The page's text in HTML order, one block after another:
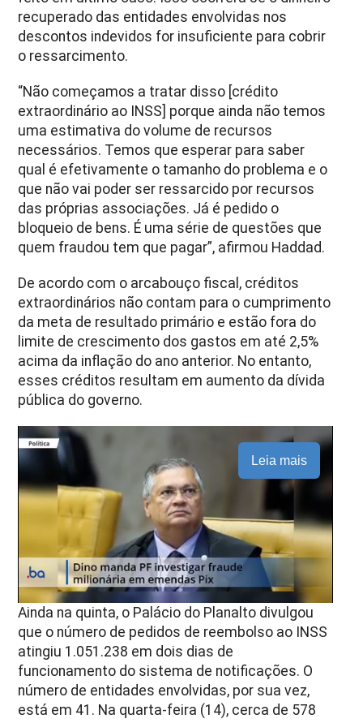
recuperado das entidades envolvidas nos
descontos indevidos for insuficiente para cobrir
o ressarcimento.
“Não começamos a tratar disso [crédito
extraordinário ao INSS] porque ainda não temos
uma estimativa do volume de recursos
necessários. Temos que esperar para saber
qual é efetivamente o tamanho do problema e o
que não vai poder ser ressarcido por recursos
das próprias associações. Já é pedido o
bloqueio de bens. É uma série de questões que
quem fraudou tem que pagar”, afirmou Haddad.
De acordo com o arcabouço fiscal, créditos
extraordinários não contam para o cumprimento
da meta de resultado primário e estão fora do
limite de crescimento dos gastos em até 2,5%
acima da inflação do ano anterior. No entanto,
esses créditos resultam em aumento da dívida
pública do governo.
Leia mais
Ainda na quinta, o Palácio do Planalto divulgou
que o número de pedidos de reembolso ao INSS
atingiu 1.051.238 em dois dias de
funcionamento do sistema de notificações. O
número de entidades envolvidas, por sua vez,
está em 41. Na quarta-feira (14), cerca de 578